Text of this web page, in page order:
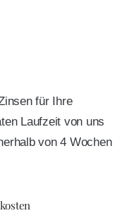
für Ihre
Laufzeit von uns
von 4 Wochen